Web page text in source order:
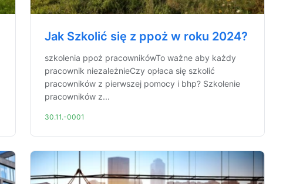
Jak Szkolić się z ppoż w roku 2024?
szkolenia ppoż pracownikówTo ważne aby każdy
pracownik niezależnieCzy opłaca się szkolić
pracowników z pierwszej pomocy i bhp? Szkolenie
pracowników z...
30.11.-0001